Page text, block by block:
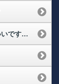
【ホークスTV】退会したい場合はどうすればいいですか？